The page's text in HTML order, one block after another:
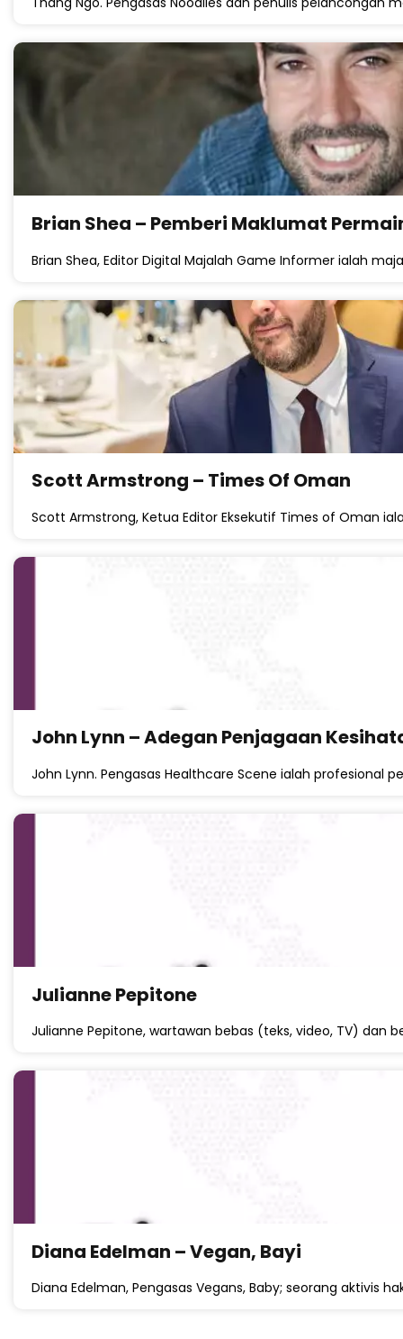
Brian Shea – Pemberi Maklumat
Brian Shea, Editor Digital Majalah Game Informer ialah
Scott Armstrong – Times Of Oman
Scott Armstrong, Ketua Editor Eksekutif Times of Oman
John Lynn – Adegan Penjagaan
John Lynn. Pengasas Healthcare Scene ialah profesional
Julianne Pepitone
Julianne Pepitone, wartawan bebas (teks, video, TV) dan
Diana Edelman – Vegan, Bayi
Diana Edelman, Pengasas Vegans, Baby; seorang aktivis